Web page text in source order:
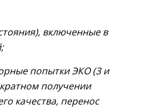
включенные в
попытки ЭКО (3 и
получении
качества, перенос